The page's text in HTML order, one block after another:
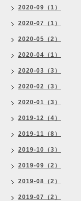
2020-09（1）
2020-07（1）
2020-05（2）
2020-04（1）
2020-03（3）
2020-02（3）
2020-01（3）
2019-12（4）
2019-11（8）
2019-10（3）
2019-09（2）
2019-08（2）
2019-07（2）